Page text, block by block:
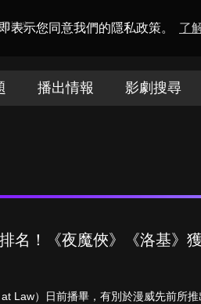
表示您同意我們的隱私政策。 了
視迷
播出情報 影劇搜尋
名！《夜魔俠》《洛基》獲
Law）日前播畢，有別於漫威先前所推